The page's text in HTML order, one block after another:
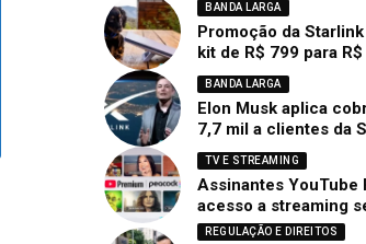
BANDA LARGA
Promoção da
kit de R$ 799 para
BANDA LARGA
Elon Musk aplica
7,7 mil a clientes da
TV E STREAMING
Assinantes YouTube
acesso a streaming
REGULAÇÃO E DIREITOS